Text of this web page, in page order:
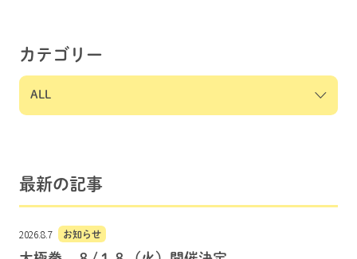
カテゴリー
最新の記事
2026.8.7 お知らせ